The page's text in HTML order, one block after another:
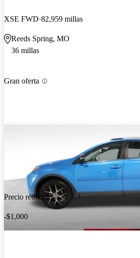
XSE FWD 82,959 millas
Reeds Spring, MO
36 millas
Gran oferta
Precio reducido
-$1,000